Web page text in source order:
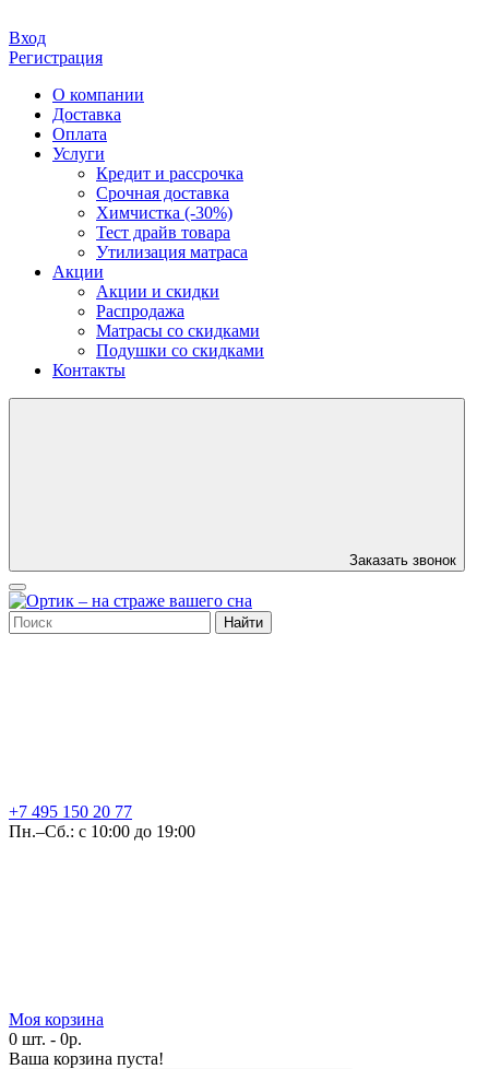
Вход
Регистрация
О компании
Доставка
Оплата
Услуги
Кредит и рассрочка
Срочная доставка
Химчистка (-30%)
Тест драйв товара
Утилизация матраса
Акции
Акции и скидки
Распродажа
Матрасы со скидками
Подушки со скидками
Контакты
Заказать звонок
Найти
+7 495 150 20 77
Пн.–Сб.: с 10:00 до 19:00
Моя корзина
0 шт. - 0р.
Ваша корзина пуста!